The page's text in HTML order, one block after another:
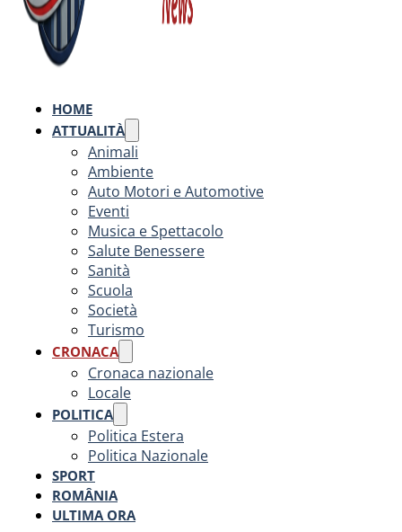
HOME
ATTUALITÀ
Animali
Ambiente
Auto Motori e Automotive
Eventi
Musica e Spettacolo
Salute Benessere
Sanità
Scuola
Società
Turismo
CRONACA
Cronaca nazionale
Locale
POLITICA
Politica Estera
Politica Nazionale
SPORT
ROMÂNIA
ULTIMA ORA